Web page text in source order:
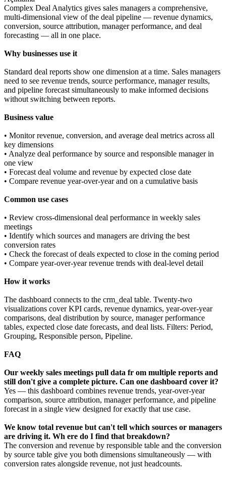
Complex Deal Analytics gives sales managers a comprehensive,
multi-dimensional view of the deal pipeline — revenue dynamics,
conversion, source attribution, manager performance, and deal
forecasting — all in one place.
Why businesses use it
Standard deal reports show one dimension at a time. Sales managers
need to see revenue trends, source performance, manager results,
and pipeline forecast simultaneously to make informed decisions
without switching between reports.
Business value
• Monitor revenue, conversion, and average deal metrics across all
key dimensions
• Analyze deal performance by source and responsible manager in
one view
• Forecast deal volume and revenue by expected close date
• Compare revenue year-over-year and on a cumulative basis
Common use cases
• Review cross-dimensional deal performance in weekly sales
meetings
• Identify which sources and managers are driving the best
conversion rates
• Check the forecast of deals expected to close in the coming period
• Compare year-over-year revenue trends with deal-level detail
How it works
The dashboard connects to the crm_deal table. Twenty-two
visualizations cover KPI cards, revenue dynamics, year-over-year
comparisons, deal distribution by source, manager performance
tables, expected close date forecasts, and deal lists. Filters: Period,
Grouping, Responsible person, Pipeline.
FAQ
Our weekly sales meetings pull data fr om multiple reports and
still don't give a complete picture. Can one dashboard cover it?
Yes — this dashboard combines revenue trends, year-over-year
comparison, source attribution, manager performance, and pipeline
forecast in a single view designed for exactly that use case.
We know total revenue but can't tell which sources or managers
are driving it. Wh ere do I find that breakdown?
The conversion and revenue by responsible table and the conversion
by source table give you both dimensions simultaneously — with
conversion rates alongside revenue, not just headcounts.